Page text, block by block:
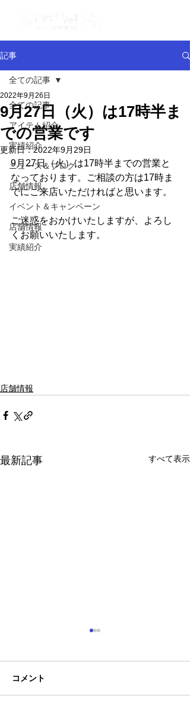
記事
全ての記事
アイテム紹介
実績紹介
ニュース＆ブログ
店舗情報
イベント＆キャンペーン
店舗情報
実績紹介
全ての記事
9月27日（火）は17時半ま
での営業です
2022年9月26日
更新日：2022年9月29日
9月27日（火）は17時半までの営業と
なっております。ご相談の方は17時ま
でにご来店いただければと思います。
ご迷惑をおかけいたしますが、よろし
くお願いいたします。
店舗情報
最新記事 すべて表示
コメント